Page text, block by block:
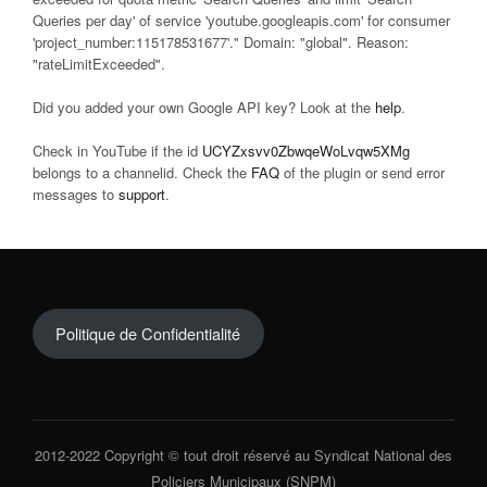
Queries per day' of service 'youtube.googleapis.com' for consumer
'project_number:115178531677'." Domain: "global". Reason:
"rateLimitExceeded".
Did you added your own Google API key? Look at the help.
Check in YouTube if the id UCYZxsvv0ZbwqeWoLvqw5XMg
belongs to a channelid. Check the FAQ of the plugin or send error
messages to support.
Politique de Confidentialité
2012-2022 Copyright © tout droit réservé au Syndicat National des
Policiers Municipaux (SNPM)